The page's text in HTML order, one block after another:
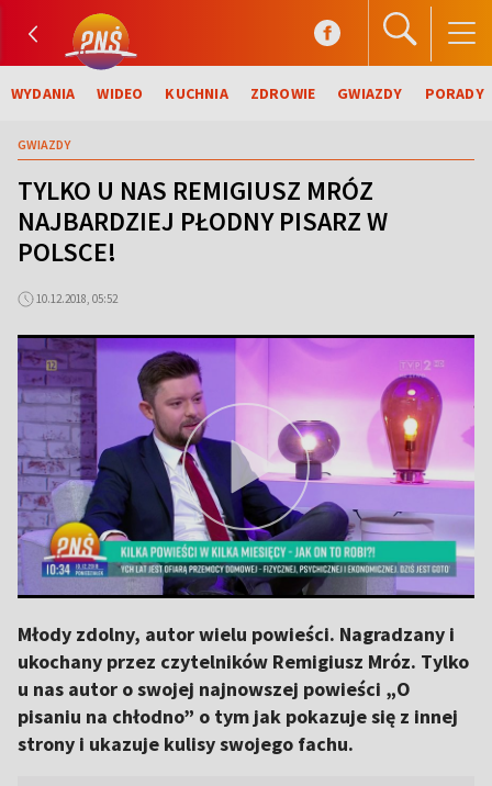
WYDANIA WIDEO KUCHNIA ZDROWIE GWIAZDY PORADY
GWIAZDY
TYLKO U NAS REMIGIUSZ MRÓZ
NAJBARDZIEJ PŁODNY PISARZ W
POLSCE!
10.12.2018, 05:52
Młody zdolny, autor wielu powieści. Nagradzany i
ukochany przez czytelników Remigiusz Mróz. Tylko
u nas autor o swojej najnowszej powieści „O
pisaniu na chłodno” o tym jak pokazuje się z innej
strony i ukazuje kulisy swojego fachu.